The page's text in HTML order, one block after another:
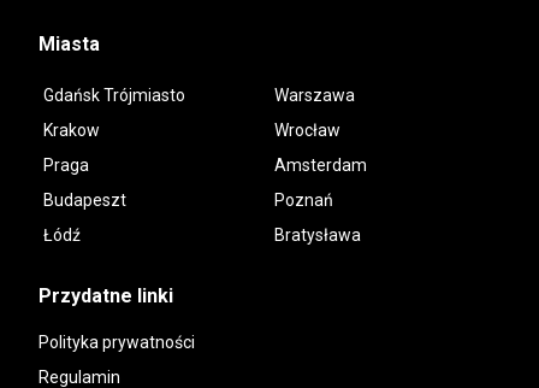
Miasta
Gdańsk Trójmiasto
Warszawa
Krakow
Wrocław
Praga
Amsterdam
Budapeszt
Poznań
Łódź
Bratysława
Przydatne linki
Polityka prywatności
Regulamin